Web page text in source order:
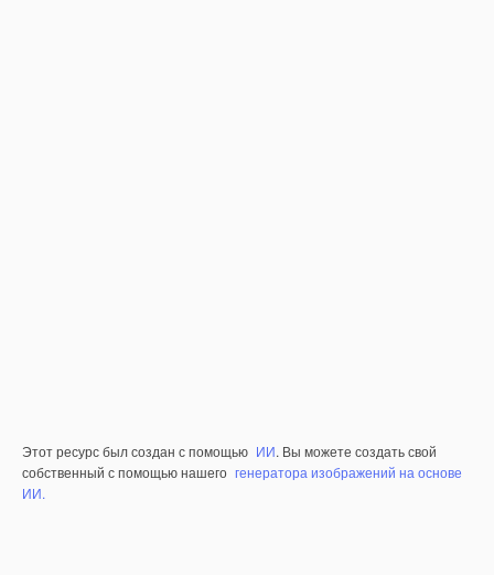
Этот ресурс был создан с помощью ИИ. Вы можете создать свой
собственный с помощью нашего генератора изображений на основе
ИИ.